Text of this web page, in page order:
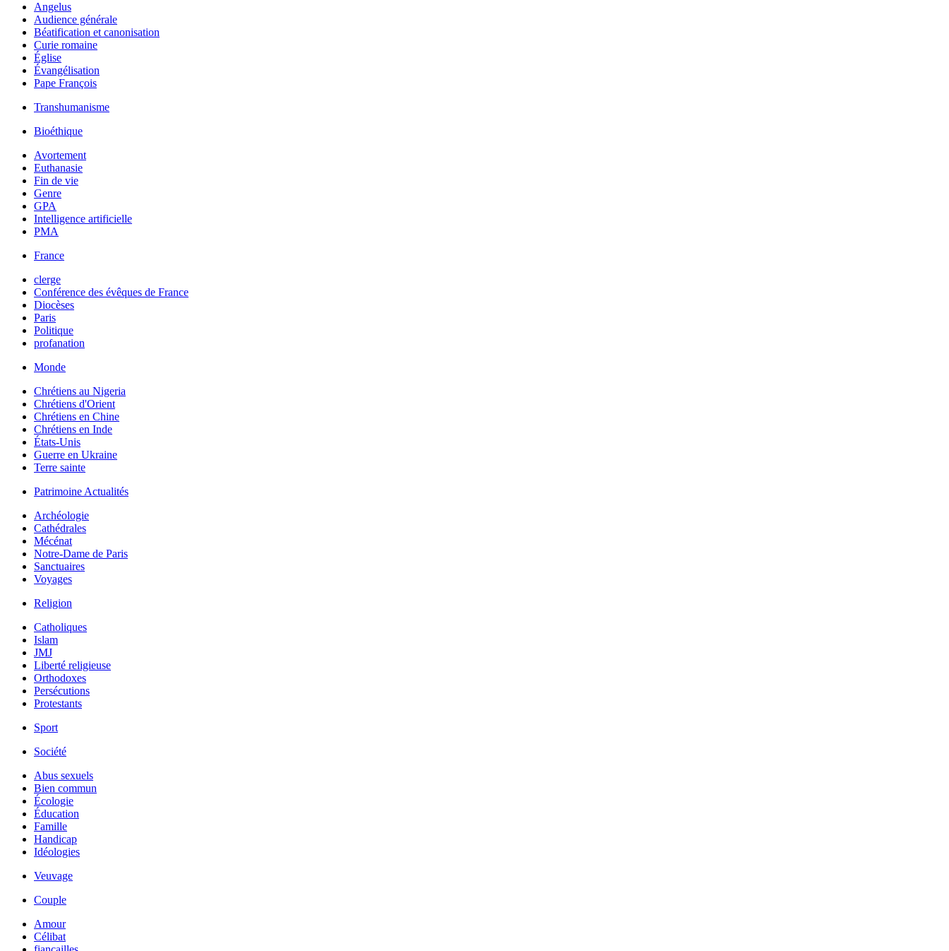
Angelus
Audience générale
Béatification et canonisation
Curie romaine
Église
Évangélisation
Pape François
Transhumanisme
Bioéthique
Avortement
Euthanasie
Fin de vie
Genre
GPA
Intelligence artificielle
PMA
France
clerge
Conférence des évêques de France
Diocèses
Paris
Politique
profanation
Monde
Chrétiens au Nigeria
Chrétiens d'Orient
Chrétiens en Chine
Chrétiens en Inde
États-Unis
Guerre en Ukraine
Terre sainte
Patrimoine Actualités
Archéologie
Cathédrales
Mécénat
Notre-Dame de Paris
Sanctuaires
Voyages
Religion
Catholiques
Islam
JMJ
Liberté religieuse
Orthodoxes
Persécutions
Protestants
Sport
Société
Abus sexuels
Bien commun
Écologie
Éducation
Famille
Handicap
Idéologies
Veuvage
Couple
Amour
Célibat